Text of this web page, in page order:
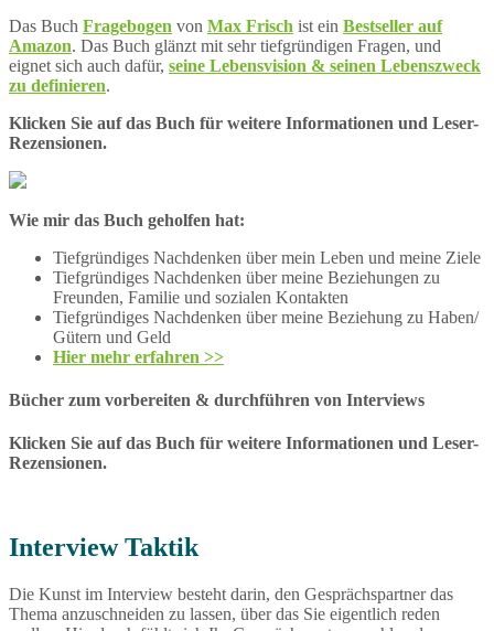
Das Buch Fragebogen von Max Frisch ist ein Bestseller auf
Amazon. Das Buch glänzt mit sehr tiefgründigen Fragen, und
eignet sich auch dafür, seine Lebensvision & seinen Lebenszweck
zu definieren.
Klicken Sie auf das Buch für weitere Informationen und Leser-
Rezensionen.
Wie mir das Buch geholfen hat:
Tiefgründiges Nachdenken über mein Leben und meine Ziele
Tiefgründiges Nachdenken über meine Beziehungen zu
Freunden, Familie und sozialen Kontakten
Tiefgründiges Nachdenken über meine Beziehung zu Haben/
Gütern und Geld
Hier mehr erfahren >>
Bücher zum vorbereiten & durchführen von Interviews
Klicken Sie auf das Buch für weitere Informationen und Leser-
Rezensionen.
Interview Taktik
Die Kunst im Interview besteht darin, den Gesprächspartner das
Thema anzuschneiden zu lassen, über das Sie eigentlich reden